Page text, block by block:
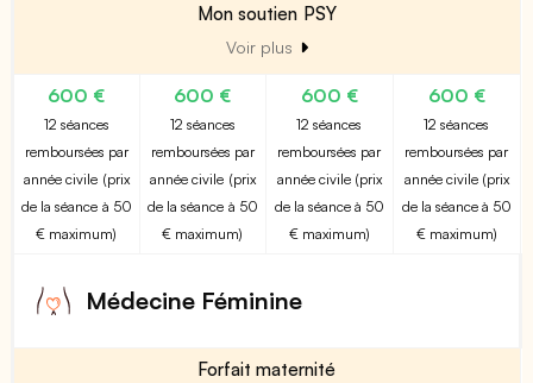
Mon soutien PSY
Voir plus
600 €
12 séances
remboursées par
année civile (prix
de la séance à 50
€ maximum)
600 €
12 séances
remboursées par
année civile (prix
de la séance à 50
€ maximum)
600 €
12 séances
remboursées par
année civile (prix
de la séance à 50
€ maximum)
600 €
12 séances
remboursées par
année civile (prix
de la séance à 50
€ maximum)
Médecine Féminine
Forfait maternité